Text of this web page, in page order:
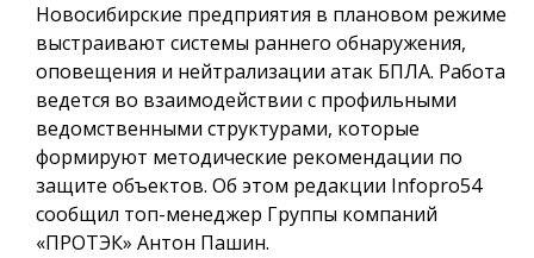
Новосибирские предприятия в плановом режиме
выстраивают системы раннего обнаружения,
оповещения и нейтрализации атак БПЛА. Работа
ведется во взаимодействии с профильными
ведомственными структурами, которые
формируют методические рекомендации по
защите объектов. Об этом редакции Infopro54
сообщил топ-менеджер Группы компаний
«ПРОТЭК» Антон Пашин.